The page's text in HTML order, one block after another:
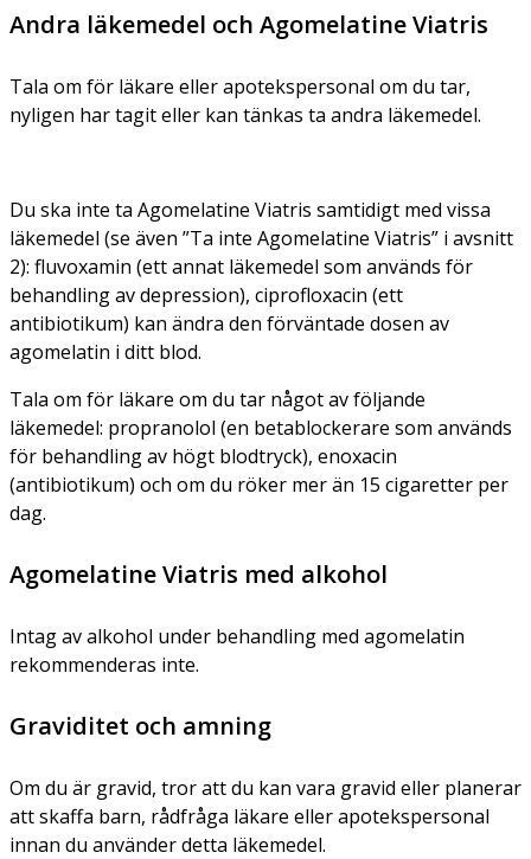
Andra läkemedel och Agomelatine Viatris
Tala om för läkare eller apotekspersonal om du tar,
nyligen har tagit eller kan tänkas ta andra läkemedel.
Du ska inte ta Agomelatine Viatris samtidigt med vissa
läkemedel (se även ”Ta inte Agomelatine Viatris” i avsnitt
2): fluvoxamin (ett annat läkemedel som används för
behandling av depression), ciprofloxacin (ett
antibiotikum) kan ändra den förväntade dosen av
agomelatin i ditt blod.
Tala om för läkare om du tar något av följande
läkemedel: propranolol (en betablockerare som används
för behandling av högt blodtryck), enoxacin
(antibiotikum) och om du röker mer än 15 cigaretter per
dag.
Agomelatine Viatris med alkohol
Intag av alkohol under behandling med agomelatin
rekommenderas inte.
Graviditet och amning
Om du är gravid, tror att du kan vara gravid eller planerar
att skaffa barn, rådfråga läkare eller apotekspersonal
innan du använder detta läkemedel.